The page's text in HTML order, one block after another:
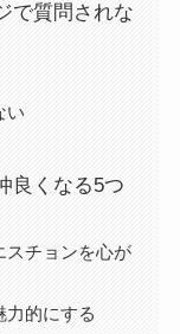
で質問されな
い
良くなる5つ
スチョンを心が
力的にする